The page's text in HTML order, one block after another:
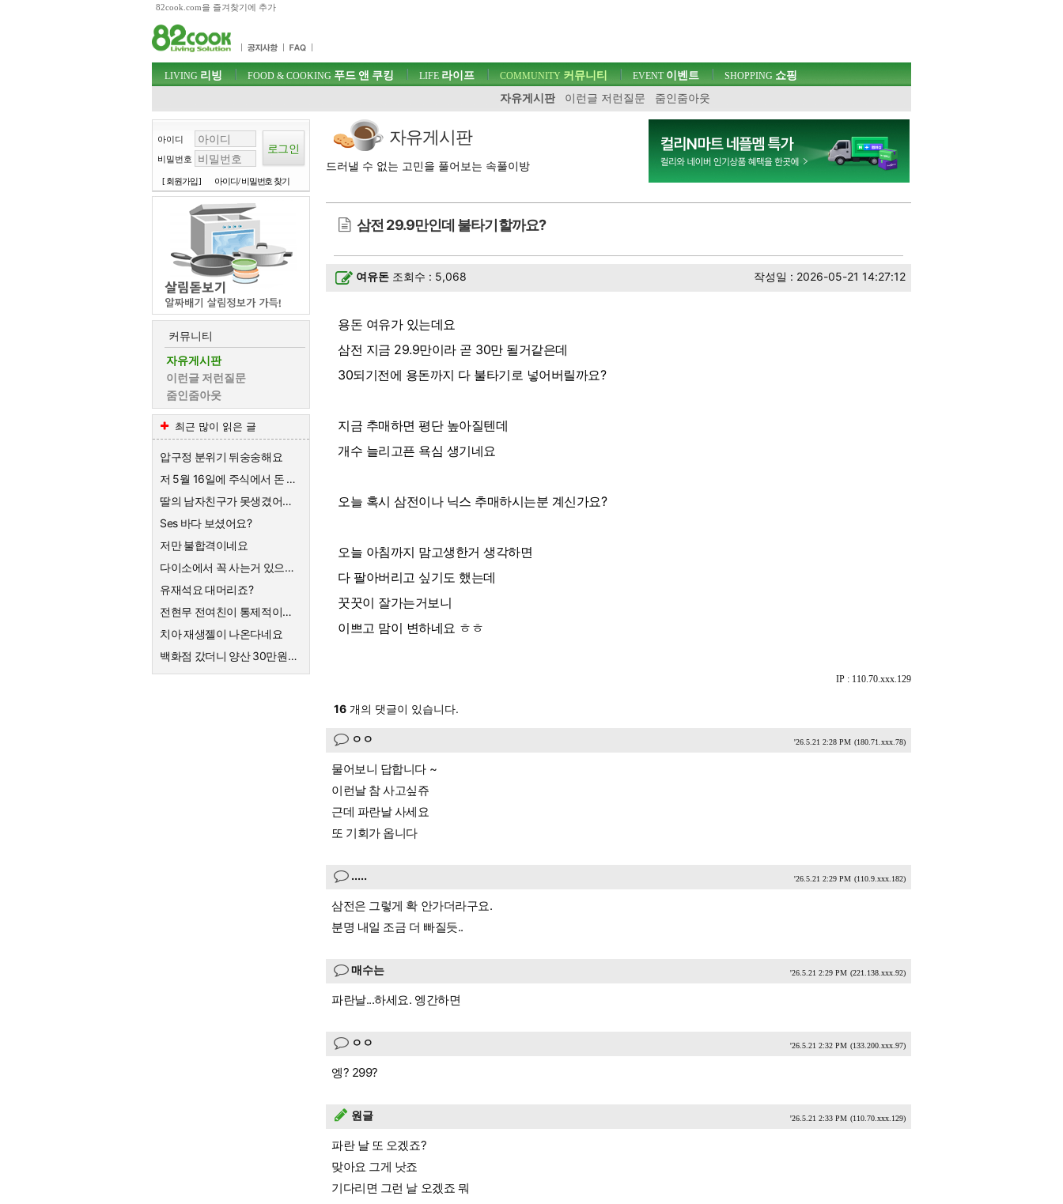
82cook.com을 즐겨찾기에 추가
주메뉴 바로가기
컨텐츠 바로가기
검색 바로가기
로그인 바로가기
주메뉴
LIVING 리빙 FOOD & COOKING 푸드 앤 쿠킹 LIFE 라이프 COMMUNITY 커뮤니티
자유게시판
이런글 저런질문 줌인줌아웃
EVENT이벤트 SHOPPING 쇼핑
아이디
비밀번호
[ 회원가입 ] 아이디/ 비밀번호 찾기
커뮤니티
자유게시판
이런글 저런질문
줌인줌아웃
최근 많이 읽은 글
압구정 분위기 뒤숭숭해요
저 5월 16일에 주식에서 돈 90% 뺐다고 글 올렸어요
딸의 남자친구가 못생겼어요 ㅡㆍㅡ
Ses 바다 보셨어요?
저만 불합격이네요
다이소에서 꼭 사는거 있으세요
유재석요 대머리죠?
전현무 전여친이 통제적이었다는데
치아 재생젤이 나온다네요
백화점 갔더니 양산 30만원하네요
자유게시판
드러낼 수 없는 고민을 풀어보는 속풀이방
삼전 29.9만인데 불타기할까요?
여유돈 조회수 : 5,068 작성일 : 2026-05-21 14:27:12
용돈 여유가 있는데요
삼전 지금 29.9만이라 곧 30만 될거같은데
30되기전에 용돈까지 다 불타기로 넣어버릴까요?
지금 추매하면 평단 높아질텐데
개수 늘리고픈 욕심 생기네요
오늘 혹시 삼전이나 닉스 추매하시는분 계신가요?
오늘 아침까지 맘고생한거 생각하면
다 팔아버리고 싶기도 했는데
꿋꿋이 잘가는거보니
이쁘고 맘이 변하네요 ㅎㅎ
IP : 110.70.xxx.129
16 개의 댓글이 있습니다.
ㅇㅇ '26.5.21 2:28 PM (180.71.xxx.78)
물어보니 답합니다 ~
이런날 참 사고싶쥬
근데 파란날 사세요
또 기회가 옵니다
..... '26.5.21 2:29 PM (110.9.xxx.182)
삼전은 그렇게 확 안가더라구요.
분명 내일 조금 더 빠질듯..
매수는 '26.5.21 2:29 PM (221.138.xxx.92)
파란날...하세요. 엥간하면
ㅇㅇ '26.5.21 2:32 PM (133.200.xxx.97)
엥? 299?
원글 '26.5.21 2:33 PM (110.70.xxx.129)
파란 날 또 오겠죠?
맞아요 그게 낫죠
기다리면 그런 날 오겠죠 뭐